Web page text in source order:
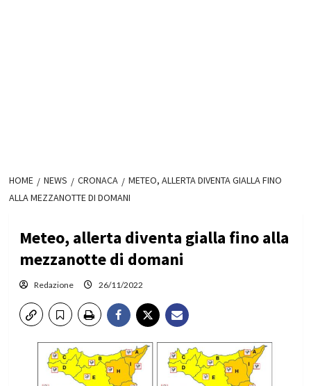
HOME NEWS CRONACA
METEO, ALLERTA DIVENTA GIALLA FINO
ALLA MEZZANOTTE DI DOMANI
Meteo, allerta diventa gialla fino alla
mezzanotte di domani
Redazione 26/11/2022